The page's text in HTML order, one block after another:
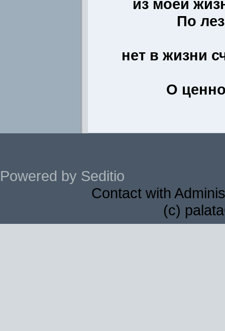
из моей
По
нет в жизни
О
Powered by Seditio
Contact with
(c)